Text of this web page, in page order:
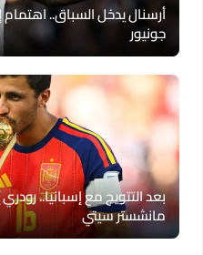
أرسنال يدخل السباق.. اهتمام
جونيور
بعد التتويج مع إسبانيا.. رودري
مانشستر سيتي